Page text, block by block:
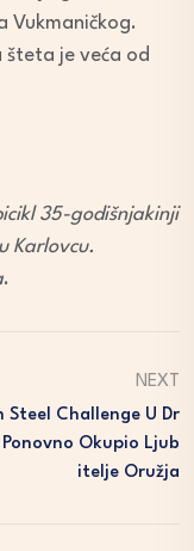
Vukmaničkog.
šteta je veća od
35-godišnjakinji
Karlovcu.
.
NEXT
Steel Challenge U Dr
Okupio Ljub
Itelje Oružja